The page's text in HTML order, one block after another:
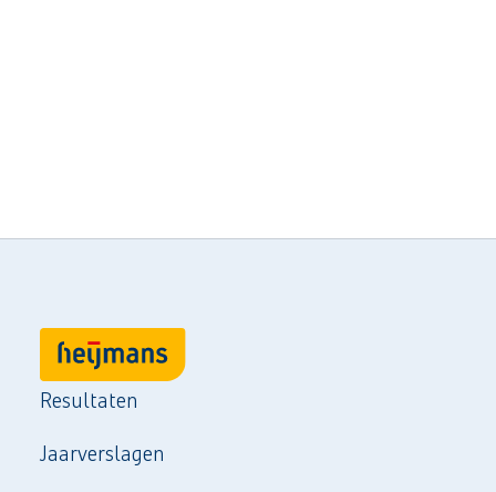
Resultaten
Jaarverslagen